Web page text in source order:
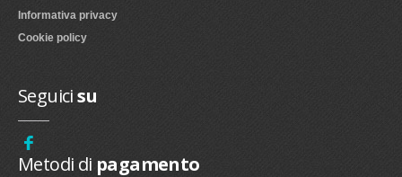
Informativa privacy
Cookie policy
Seguicisu
Metodi di pagamento